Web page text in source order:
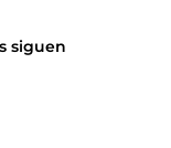
siguen